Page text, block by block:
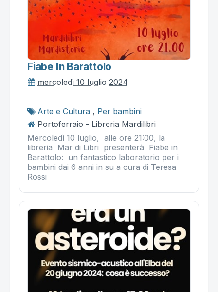
Fiabe In Barattolo
mercoledì 10 luglio 2024
Arte e Cultura , Per bambini
Portoferraio - Libreria Mardilibri
Mercoledì 10 luglio, alle ore 21:00, la
libreria Mar di Libri presenterà Fiabe in
Barattolo: un fantastico laboratorio per i
bambini dai 6 anni in su a cura di Teresa
Rossi